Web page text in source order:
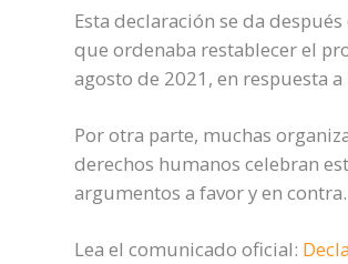
Esta declaración se da
que ordenaba restablecer el
agosto de 2021, en respuesta
Por otra parte, muchas
derechos humanos celebran
argumentos a favor y en contra.
Lea el comunicado oficial: